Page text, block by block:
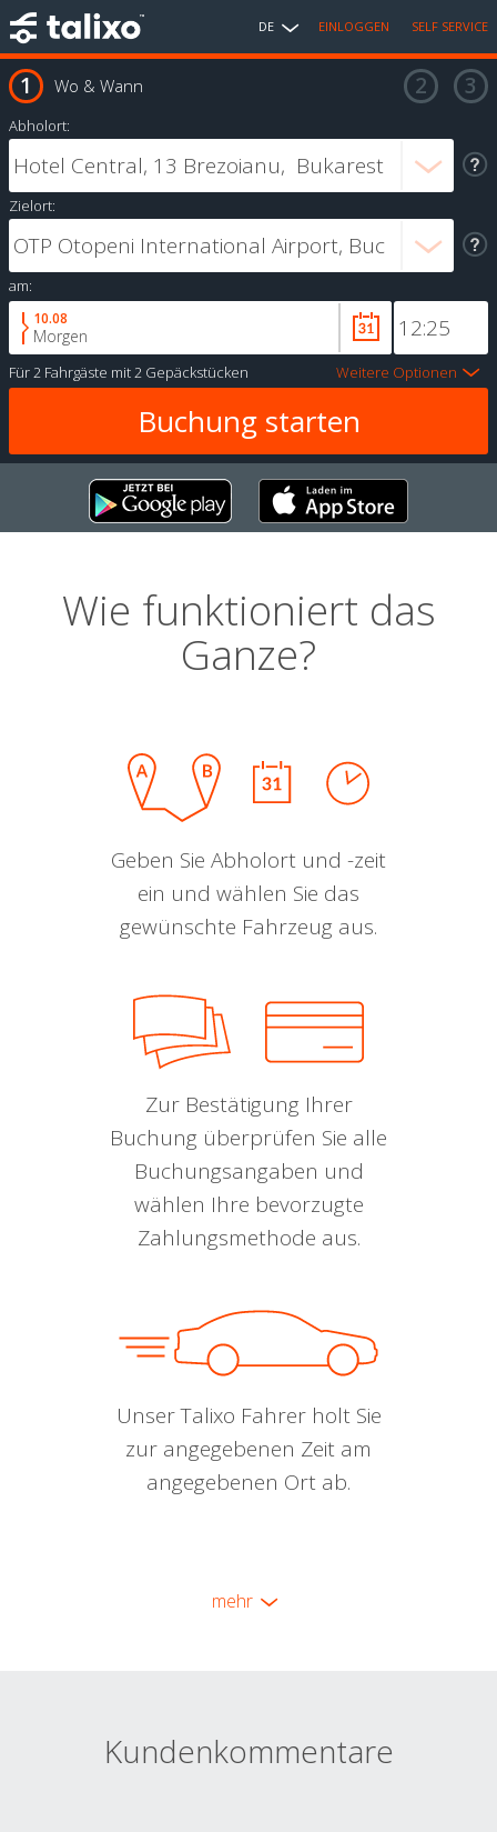
DE EINLOGGEN SELF SERVICE
Wo & Wann
Abholort:
Zielort:
am:
10.08
Morgen
Für2 Fahrgäste mit2 Gepäckstücken Weitere Optionen
Wie funktioniert das
Ganze?
Geben Sie Abholort und -zeit
ein und wählen Sie das
gewünschte Fahrzeug aus.
Zur Bestätigung Ihrer
Buchung überprüfen Sie alle
Buchungsangaben und
wählen Ihre bevorzugte
Zahlungsmethode aus.
Unser Talixo Fahrer holt Sie
zur angegebenen Zeit am
angegebenen Ort ab.
mehr
Kundenkommentare